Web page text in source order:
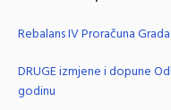
Rebalans IV Proračuna
DRUGE izmjene i dopune
godinu